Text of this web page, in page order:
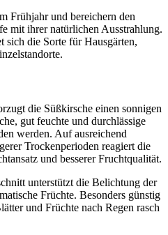
Frühjahr und bereichern den
mit ihrer natürlichen Ausstrahlung.
sich die Sorte für Hausgärten,
die Süßkirsche einen sonnigen
gut feuchte und durchlässige
werden. Auf ausreichend
Trockenperioden reagiert die
und besserer Fruchtqualität.
unterstützt die Belichtung der
Früchte. Besonders günstig
und Früchte nach Regen rasch